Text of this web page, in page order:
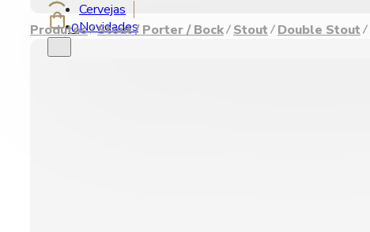
Cervejas
Novidades
0
Produtos Stout / Porter / Bock Stout Double Stout